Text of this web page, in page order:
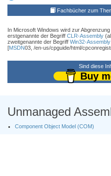
Fachbücher zum
In Microsoft Windows wird zur
erstgenannte der Begriff CLR-Assembly
zweitgenannte der Begriff Win32-Assembly
[MSDN03, /en-us/cpguide/html/
Sind diese
Buy
Unmanaged
Component Object Model (COM)